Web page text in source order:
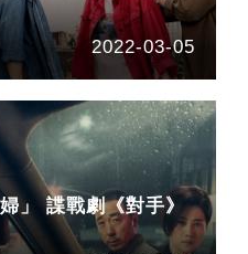
2022-03-05
」 諜戰劇《對手》